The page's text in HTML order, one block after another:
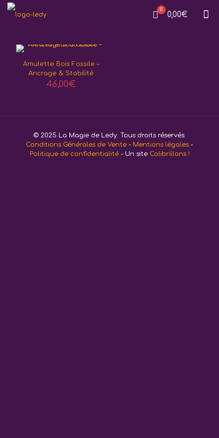
0
0,00€
Amulette Bois Fossile –
Ancrage & Stabilité
46,00€
© 2025 La Magie de Ledy. Tous droits réservés.
Conditions Générales de Vente - Mentions légales -
Politique de confidentialité- Un site Colibrillons !